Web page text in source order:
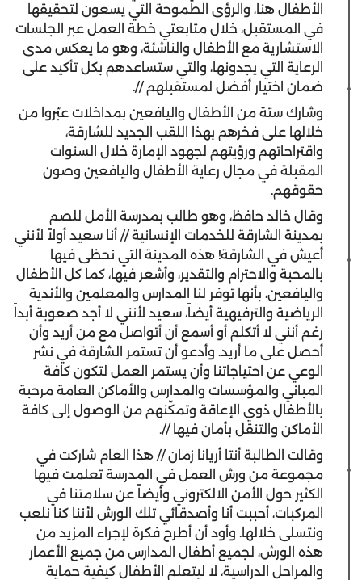
الأطفال هنا، والرؤى الطموحة التي يسعون لتحقيقها
في المستقبل، خلال متابعتي خطة العمل عبر الجلسات
الاستشارية مع الأطفال والناشئة، وهو ما يعكس مدى
الرعاية التي يجدونها، والتي ستساعدهم بكل تأكيد على
ضمان اختيار أفضل لمستقبلهم //.
وشارك ستة من الأطفال واليافعين بمداخلات عبّروا من
خلالها على فخرهم بهذا اللقب الجديد للشارقة،
واقتراحاتهم ورؤيتهم لجهود الإمارة خلال السنوات
المقبلة في مجال رعاية الأطفال واليافعين وصون
حقوقهم.
وقال خالد حافظ، وهو طالب بمدرسة الأمل للصم
بمدينة الشارقة للخدمات الإنسانية // أنا سعيد أولاً لأنني
أعيش في الشارقة! هذه المدينة التي نحظى فيها
بالمحبة والاحترام والتقدير، وأشعر فيها، كما كل الأطفال
واليافعين، بأنها توفر لنا المدارس والمعلمين والأندية
الرياضية والترفيهية أيضاً، سعيد لأنني لا أجد صعوبة أبداً
رغم أنني لا أتكلم أو أسمع أن أتواصل مع من أريد وأن
أحصل على ما أريد. وأدعو أن تستمر الشارقة في نشر
الوعي عن احتياجاتنا وأن يستمر العمل لتكون كافة
المباني والمؤسسات والمدارس والأماكن العامة مرحبة
بالأطفال ذوي الإعاقة وتمكّنهم من الوصول إلى كافة
الأماكن والتنقل بأمان فيها //.
وقالت الطالبة أنتا أريانا زمان // هذا العام شاركت في
مجموعة من ورش العمل في المدرسة تعلمت فيها
الكثير حول الأمن الالكتروني وأيضاً عن سلامتنا في
المركبات، أحببت أنا وأصدقائي تلك الورش لأننا كنا نلعب
ونتسلى خلالها. وأود أن أطرح فكرة لإجراء المزيد من
هذه الورش، لجميع أطفال المدارس من جميع الأعمار
والمراحل الدراسية، لا ليتعلم الأطفال كيفية حماية